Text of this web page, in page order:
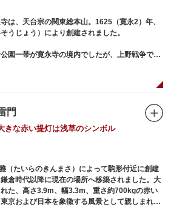
を参考にめぐるのも良いでしょう。
ージアムショップのほか緑豊かな庭園も。季節
たりと散策するのもおすすめです。
は、天台宗の関東総本山。1625（寛永2）年、
うじょう）により創建されました。
園一帯が寛永寺の境内でしたが、上野戦争でそ
堂をはじめ開山堂（両大師）、不忍池辯天堂、
などの建造物が上野公園とその周辺に点在して
寺門跡御本坊表門、徳川将軍霊廟勅額門など重要
れた「月の松」は、浮世絵師歌川広重の「名所
ことで有名。丸い形の松から不忍池辯天堂を見
フォトスポットとなっています。
う山号は、東の「比叡山延暦寺」を意味してお
になぞらえて上野の山に数多くの堂舎が建立さ
如来（やくしるりこうにょらい）で、伝教大師
る秘仏です。徳川歴代将軍の祈祷寺と菩提寺を
が埋葬されています。
門
きな赤い提灯は浅草のシンボル
（たいらのきんまさ）によって駒形付近に創建
倉時代以降に現在の場所へ移築されました。大
た、高さ3.9m、幅3.3m、重さ約700kgの赤い
京および日本を象徴する風景として親しまれ、